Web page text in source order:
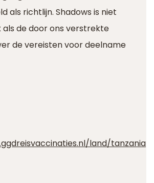
als richtlijn. Shadows is niet
als de door ons verstrekte
de vereisten voor deelname
land/tanzania